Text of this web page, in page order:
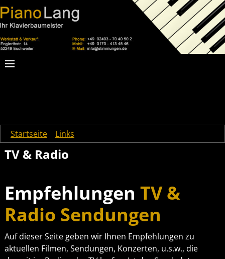
Startseite Links
TV & Radio
Empfehlungen TV &
Radio Sendungen
Auf dieser Seite geben wir Ihnen Empfehlungen zu
aktuellen Filmen, Sendungen, Konzerten, u.s.w., die